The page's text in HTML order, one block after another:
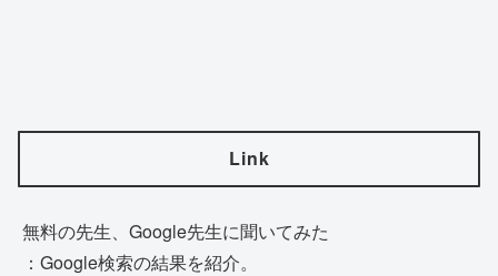
Link
無料の先生、Google先生に聞いてみた
：Google検索の結果を紹介。